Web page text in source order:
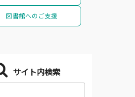
図書館へのご支援
サイト内検索